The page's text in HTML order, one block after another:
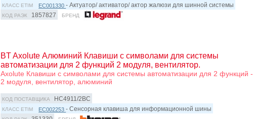
КЛАСС ETIM EC001330- Актуатор/ активатор/ актор жалюзи для шинной системы
КОД РАЭК 1857827 БРЕНД
BT Axolute Алюминий Клавиши с символами для системы
автоматизации для 2 функций 2 модуля, вентилятор.
Axolute Клавиши с символами для системы автоматизации для 2 функций -
2 модуля, вентилятор, алюминий
КОД ПОСТАВЩИКА HC4911/2BC
КЛАСС ETIM EC002253- Сенсорная клавиша для информационной шины